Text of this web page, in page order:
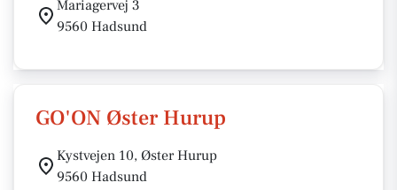
Mariagervej 3
9560 Hadsund
GO'ON Øster Hurup
Kystvejen 10, Øster Hurup
9560 Hadsund